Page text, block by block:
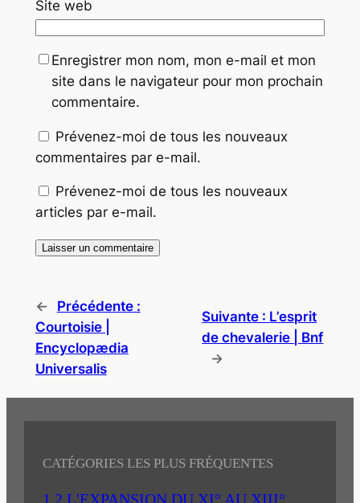
Site web
Enregistrer mon nom, mon e-mail et mon
site dans le navigateur pour mon prochain
commentaire.
Prévenez-moi de tous les nouveaux
commentaires par e-mail.
Prévenez-moi de tous les nouveaux
articles par e-mail.
←
Précédente :
Courtoisie |
Encyclopædia
Universalis
Suivante : L’esprit
de chevalerie | Bnf
→
CATÉGORIES LES PLUS FRÉQUENTES
1.2 L'EXPANSION DU XI° AU XIII°